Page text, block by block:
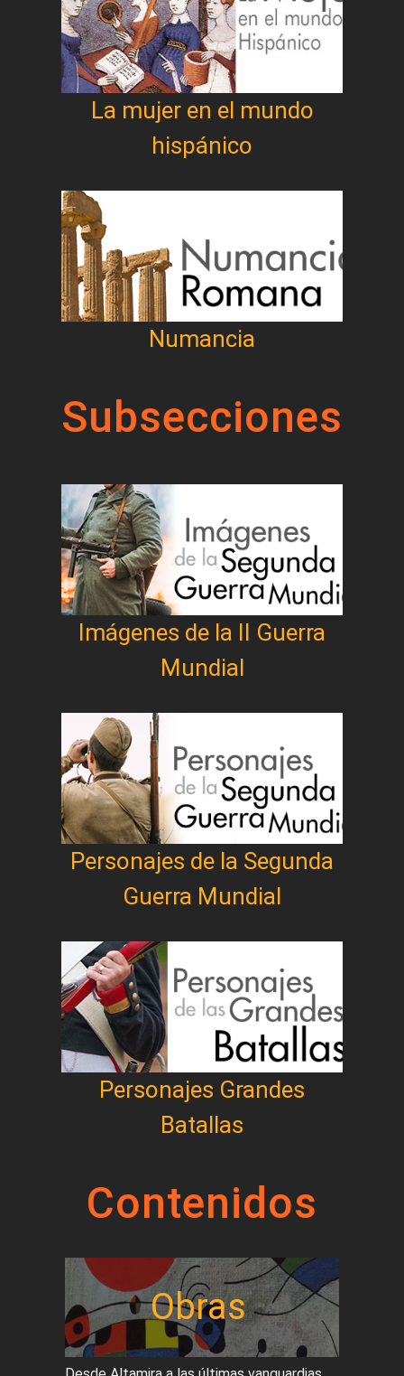
La mujer en el mundo
hispánico
Numancia
Subsecciones
Imágenes de la II Guerra
Mundial
Personajes de la Segunda
Guerra Mundial
Personajes Grandes
Batallas
Contenidos
Obras